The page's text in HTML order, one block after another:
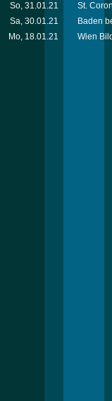
So, 31.01.21
St.
Sa, 30.01.21
Baden
Mo, 18.01.21
Wien